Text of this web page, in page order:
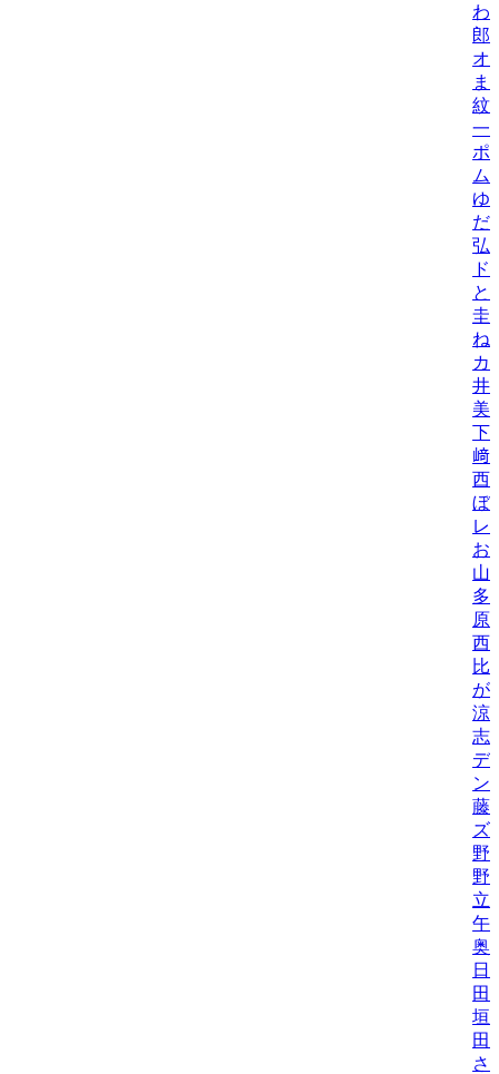
わ
郎
オ
ま
紋/
一
ポ
ム
ゆ
だ
弘
ド
と
圭/
ね
カ
井
美/
下
﨑
西
ぼ/
レ
お
山
多
原
西
比
が
涼/
志
デ
ン
藤
ズ
野
野
立
午
奥
日
田
垣
田
さ